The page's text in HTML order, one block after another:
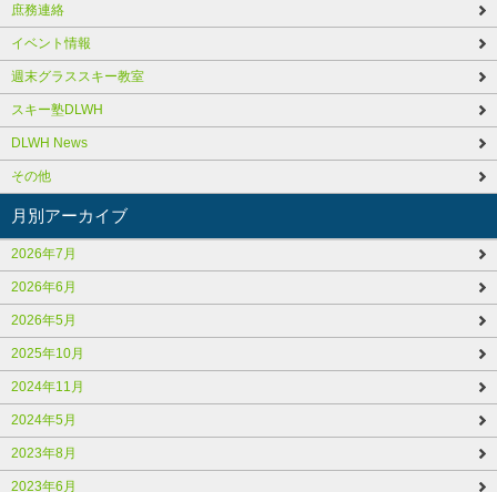
庶務連絡
イベント情報
週末グラススキー教室
スキー塾DLWH
DLWH News
その他
月別アーカイブ
2026年7月
2026年6月
2026年5月
2025年10月
2024年11月
2024年5月
2023年8月
2023年6月